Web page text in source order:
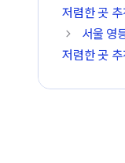
저렴한 곳
서울 영
저렴한 곳